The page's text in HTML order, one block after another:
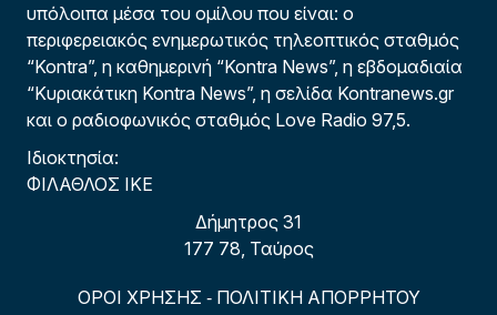
υπόλοιπα μέσα του ομίλου που είναι: ο
περιφερειακός ενημερωτικός τηλεοπτικός σταθμός
“Kontra”, η καθημερινή “Kontra News”, η εβδομαδιαία
“Κυριακάτικη Kontra News”, η σελίδα Kontranews.gr
και ο ραδιοφωνικός σταθμός Love Radio 97,5.
Ιδιοκτησία:
ΦΙΛΑΘΛΟΣ ΙΚΕ
Δήμητρος 31
177 78, Ταύρος
ΟΡΟΙ ΧΡΗΣΗΣ - ΠΟΛΙΤΙΚΗ ΑΠΟΡΡΗΤΟΥ